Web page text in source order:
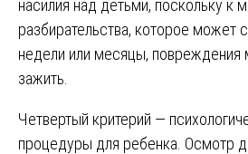
насилия над детьми, поскольку к
разбирательства, которое может
недели или месяцы, повреждения
зажить.
Четвертый критерий —
процедуры для ребенка. Осмотр